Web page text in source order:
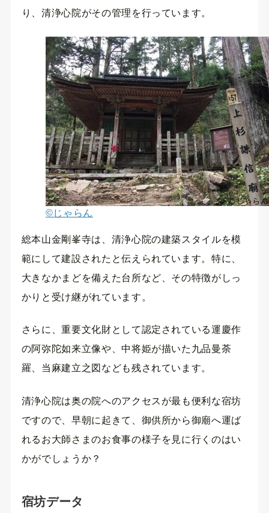
り、清浄心院がその管理を行っています。
©じゃらん
総本山金剛峯寺は、清浄心院の建築スタイルを模
範にして建設されたと伝えられています。特に、
大きなかまどを備えた台所など、その特徴がしっ
かりと受け継がれています。
さらに、重要文化財として認定されている運慶作
の阿弥陀如来立像や、中将姫が描いた九品曼荼
羅、当麻建立之図なども残されています。
清浄心院は奥の院へのアクセスが最も便利な宿坊
ですので、早朝に起きて、御供所から御廟へ運ば
れるお大師さまのお食事の様子を見に行くのはい
かがでしょうか？
宿坊データ